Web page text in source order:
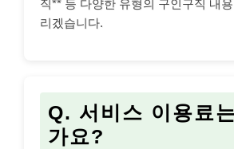
직** 등 다양한 유형의 구인구직 내
리겠습니다.
Q. 서비스 이용료
가요?